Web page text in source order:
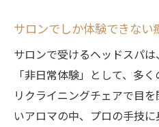
サロンでしか体験できない
サロンで受けるヘッドスパ
「非日常体験」として、多
リクライニングチェアで目
いアロマの中、プロの手技